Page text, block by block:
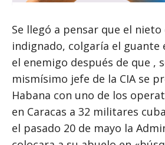
Se llegó a pensar que el nieto
indignado, colgaría el guante
el enemigo después de que ,
mismísimo jefe de la CIA se
Habana con uno de los
en Caracas a 32 militares
el pasado 20 de mayo la